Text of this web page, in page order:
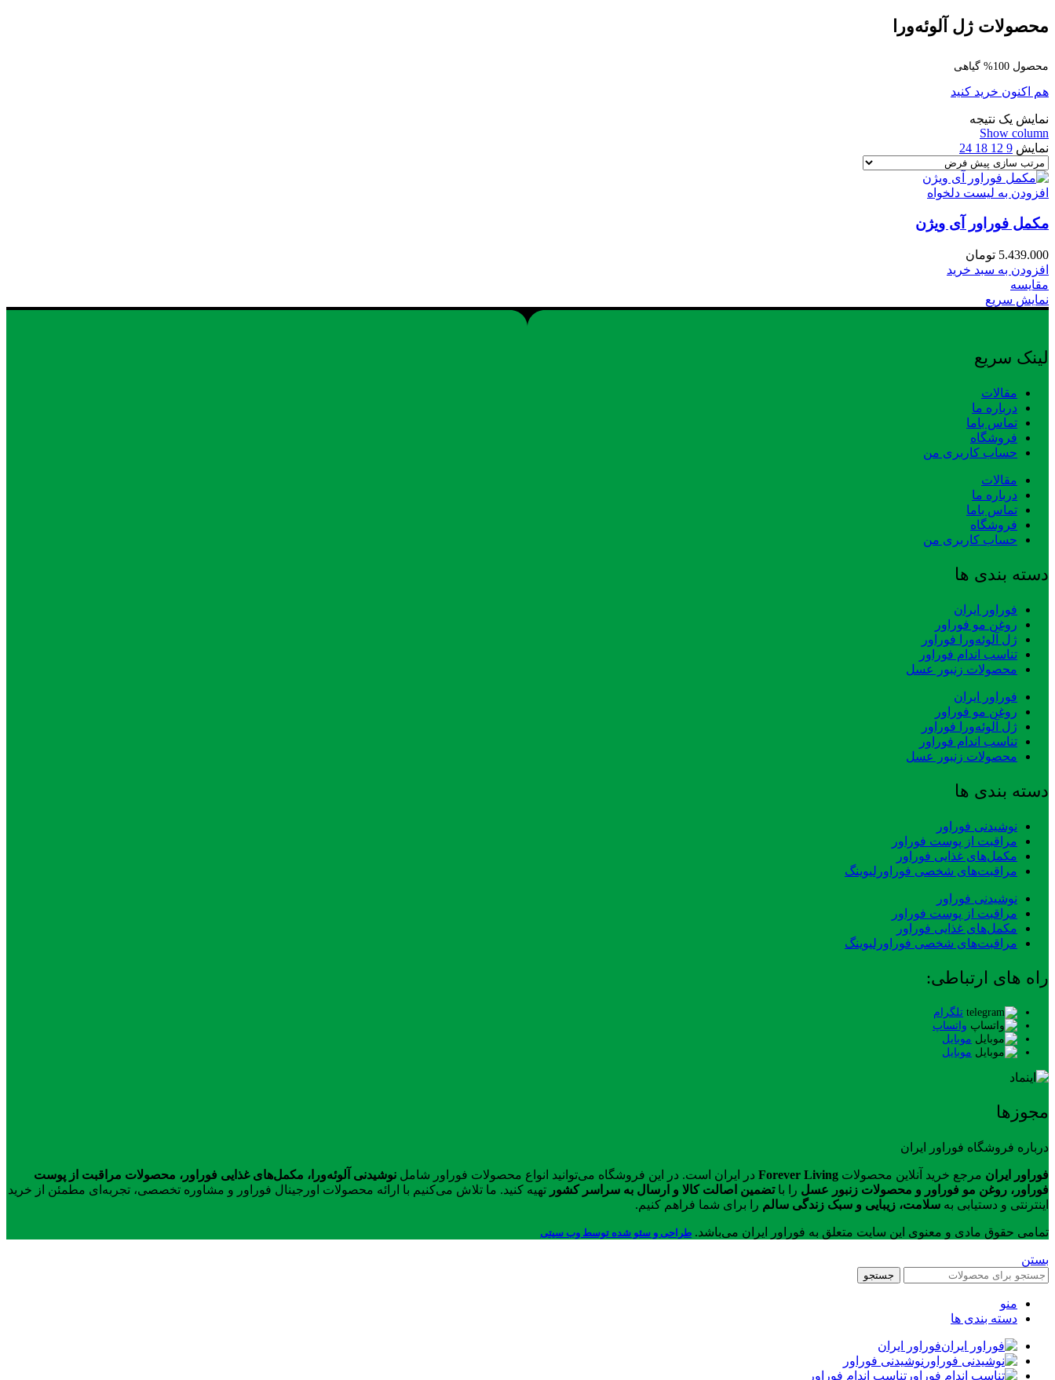
محصولات ژل آلوئه‌ورا
محصول 100% گیاهی
هم اکنون خرید کنید
نمایش یک نتیجه
Show column
نمایش 9
12
18
24
افزودن به لیست دلخواه
مکمل فوراور آی ویژن
5.439.000 تومان
افزودن به سبد خرید
مقایسه
نمایش سریع
لینک سریع
مقالات
درباره ما
تماس باما
فروشگاه
حساب کاربری من
مقالات
درباره ما
تماس باما
فروشگاه
حساب کاربری من
دسته بندی ها
فوراور ایران
روغن مو فوراور
ژل آلوئه‌ورا فوراور
تناسب اندام فوراور
محصولات زنبور عسل
فوراور ایران
روغن مو فوراور
ژل آلوئه‌ورا فوراور
تناسب اندام فوراور
محصولات زنبور عسل
دسته بندی ها
نوشیدنی فوراور
مراقبت از پوست فوراور
مکمل‌های غذایی فوراور
مراقبت‌های شخصی فوراورلیوینگ
نوشیدنی فوراور
مراقبت از پوست فوراور
مکمل‌های غذایی فوراور
مراقبت‌های شخصی فوراورلیوینگ
راه های ارتباطی:
تلگرام
واتساپ
موبایل
موبایل
مجوزها
درباره فروشگاه فوراور ایران
فوراور ایران مرجع خرید آنلاین محصولات Forever Living در ایران است. در این فروشگاه می‌توانید انواع محصولات فوراور شامل نوشیدنی آلوئه‌ورا، مکمل‌های غذایی فوراور، محصولات مراقبت از پوست
فوراور، روغن مو فوراور و محصولات زنبور عسل را باتضمین اصالت کالا و ارسال به سراسر کشور تهیه کنید. ما تلاش می‌کنیم با ارائه محصولات اورجینال فوراور و مشاوره تخصصی، تجربه‌ای مطمئن از خرید
اینترنتی و دستیابی به سلامت، زیبایی و سبک زندگی سالم را برای شما فراهم کنیم.
تمامی حقوق مادی و معنوی این سایت متعلق به فوراور ایران می‌باشد. طراحی و سئو شده توسط وب سیتی
بستن
جستجو
منو
دسته بندی ها
فوراور ایران
نوشیدنی فوراور
تناسب اندام فوراور